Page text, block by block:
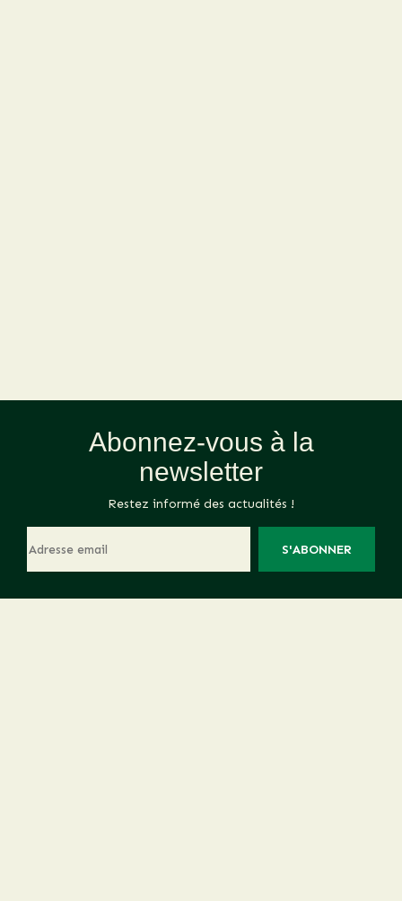
Abonnez-vous à la
newsletter
Restez informé des actualités !
S'ABONNER